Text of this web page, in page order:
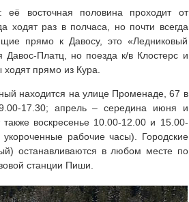
: её восточная половина проходит от
ходят раз в полчаса, но почти всегда
прямо к Давосу, это «Ледниковый
Давос-Платц, но поезда к/в Клостерс и
прямо из Кура.
находится на улице Променаде, 67 в
17.30; апрель – середина июня и
воскресенье 10.00-12.00 и 15.00-
рабочие часы). Городские
останавливаются в любом месте по
станции Пиши.